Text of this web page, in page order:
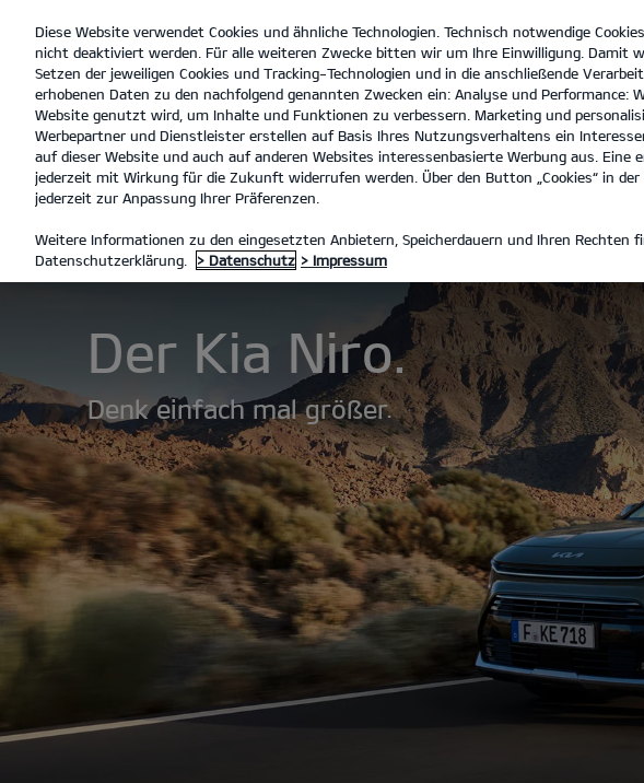
open
menu
Autohaus
Entdecken
MODELLE
Der Kia Niro.
Denk einfach mal größer.
Diese Website verwendet Cookies und ähnliche Technologien. Technisch notwendige
nicht deaktiviert werden. Für alle weiteren Zwecke bitten wir um Ihre Einwilligung. Damit
Setzen der jeweiligen Cookies und Tracking-Technologien und in die anschließende
erhobenen Daten zu den nachfolgend genannten Zwecken ein: Analyse und Performance:
Website genutzt wird, um Inhalte und Funktionen zu verbessern. Marketing und
Werbepartner und Dienstleister erstellen auf Basis Ihres Nutzungsverhaltens ein
auf dieser Website und auch auf anderen Websites interessenbasierte Werbung aus. Eine
jederzeit mit Wirkung für die Zukunft widerrufen werden. Über den Button „Cookies“ in der
jederzeit zur Anpassung Ihrer Präferenzen.
Weitere Informationen zu den eingesetzten Anbietern, Speicherdauern und Ihren Rechten
Datenschutzerklärung.
> Datenschutz > Impressum